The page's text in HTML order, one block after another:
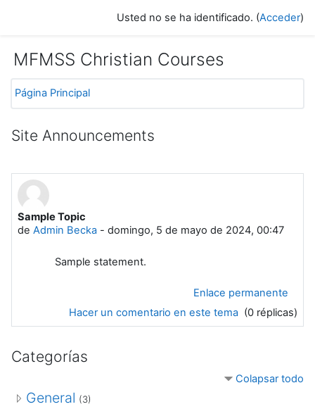
Usted no se ha identificado. (Acceder)
MFMSS Christian Courses
Página Principal
Site Announcements
Sample Topic
de Admin Becka - domingo, 5 de mayo de 2024, 00:47
Sample statement.
Enlace permanente
Hacer un comentario en este tema (0 réplicas)
Categorías
Colapsar todo
General (3)